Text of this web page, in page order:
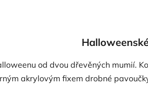
od dvou dřevěných mumií.
akrylovým fixem drobné